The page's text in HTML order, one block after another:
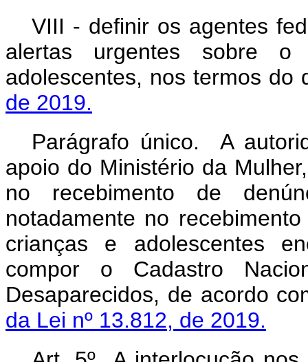
VIII - definir os agentes
alertas urgentes sobre o
adolescentes, nos termos do
de 2019.
Parágrafo único. A
apoio do Ministério da
no recebimento de
notadamente no
crianças e adolescentes
compor o Cadastro
Desaparecidos, de acordo
da Lei nº 13.812, de 2019.